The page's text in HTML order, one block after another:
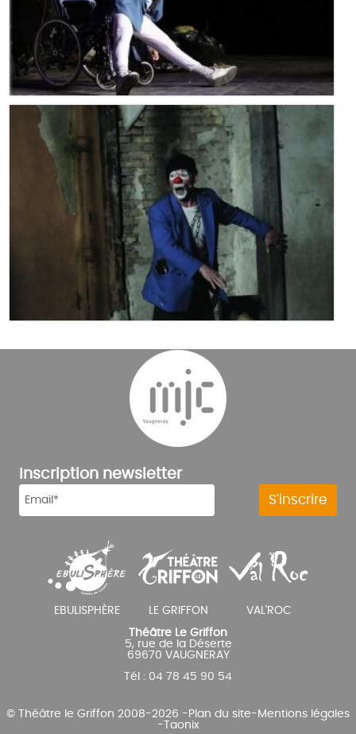
Inscription newsletter
Théâtre Le Griffon
5, rue de la Déserte
69670 VAUGNERAY
Tél : 04 78 45 90 54
© Théâtre le Griffon 2008-2026 - Plan du site- Mentions légales
-Taonix